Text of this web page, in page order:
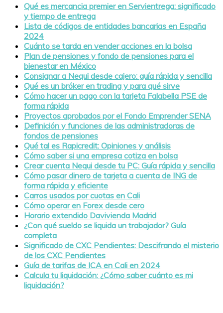
Qué es mercancia premier en Servientrega: significado
y tiempo de entrega
Lista de códigos de entidades bancarias en España
2024
Cuánto se tarda en vender acciones en la bolsa
Plan de pensiones y fondo de pensiones para el
bienestar en México
Consignar a Nequi desde cajero: guía rápida y sencilla
Qué es un bróker en trading y para qué sirve
Cómo hacer un pago con la tarjeta Falabella PSE de
forma rápida
Proyectos aprobados por el Fondo Emprender SENA
Definición y funciones de las administradoras de
fondos de pensiones
Qué tal es Rapicredit: Opiniones y análisis
Cómo saber si una empresa cotiza en bolsa
Crear cuenta Nequi desde tu PC: Guía rápida y sencilla
Cómo pasar dinero de tarjeta a cuenta de ING de
forma rápida y eficiente
Carros usados por cuotas en Cali
Cómo operar en Forex desde cero
Horario extendido Davivienda Madrid
¿Con qué sueldo se liquida un trabajador? Guía
completa
Significado de CXC Pendientes: Descifrando el misterio
de los CXC Pendientes
Guía de tarifas de ICA en Cali en 2024
Calcula tu liquidación: ¿Cómo saber cuánto es mi
liquidación?